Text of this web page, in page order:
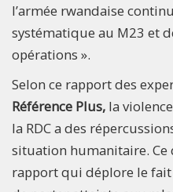
l’armée rwandaise
systématique au M23 et
opérations ».
Selon ce rapport des
Référence Plus, la
la RDC a des
situation humanitaire.
rapport qui déplore le